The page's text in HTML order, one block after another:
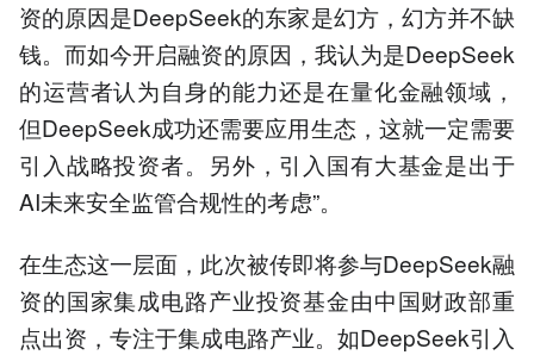
资的原因是DeepSeek的东家是幻方，幻方并不缺
钱。而如今开启融资的原因，我认为是DeepSeek
的运营者认为自身的能力还是在量化金融领域，
但DeepSeek成功还需要应用生态，这就一定需要
引入战略投资者。另外，引入国有大基金是出于
AI未来安全监管合规性的考虑”。
在生态这一层面，此次被传即将参与DeepSeek融
资的国家集成电路产业投资基金由中国财政部重
点出资，专注于集成电路产业。如DeepSeek引入